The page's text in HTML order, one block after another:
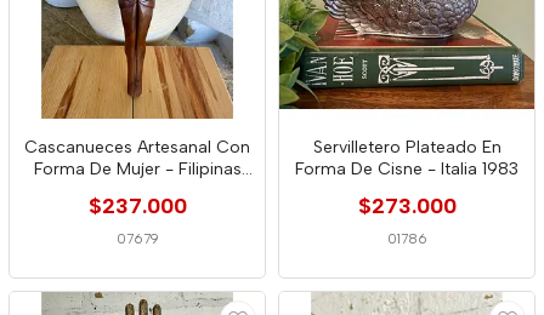
Cascanueces Artesanal Con
Forma De Mujer - Filipinas
$237.000
07679
Servilletero Plateado En
Forma De Cisne - Italia 1983
$273.000
01786